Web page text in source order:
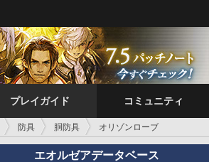
プレイガイド コミュニティ
防具 胴防具 オリゾンローブ
エオルゼアデータベース